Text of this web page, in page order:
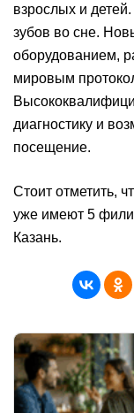
взрослых и
зубов во сне.
оборудованием,
мировым
диагностику и
посещение.
Стоит отметить,
уже имеют 5
Казань.